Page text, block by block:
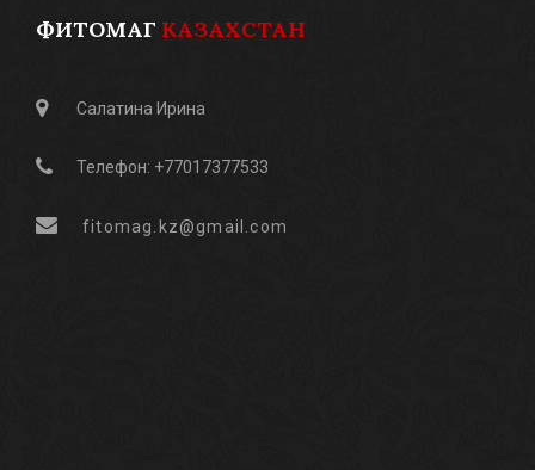
ФИТОМАГ КАЗАХСТАН
Салатина Ирина
Телефон: +77017377533
fitomag.kz@gmail.com